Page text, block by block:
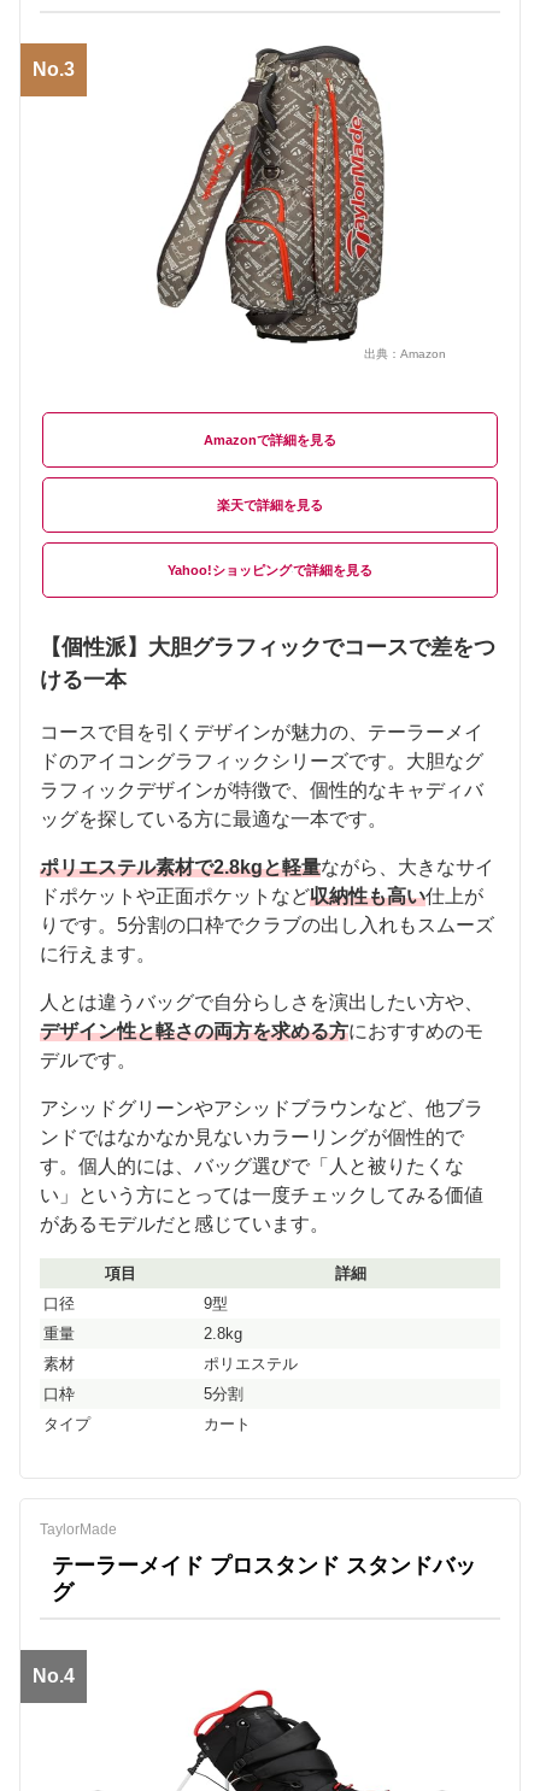
No.3
出典： Amazon
Amazon
楽天
Yahoo!ショッピング
【個性派】大胆グラフィックでコースで差をつ
ける一本
コースで目を引くデザインが魅力の、テーラーメイ
ドのアイコングラフィックシリーズです。大胆なグ
ラフィックデザインが特徴で、個性的なキャディバ
ッグを探している方に最適な一本です。
ポリエステル素材で2.8kgと軽量ながら、大きなサイ
ドポケットや正面ポケットなど収納性も高い仕上が
りです。5分割の口枠でクラブの出し入れもスムーズ
に行えます。
人とは違うバッグで自分らしさを演出したい方や、
デザイン性と軽さの両方を求める方におすすめのモ
デルです。
アシッドグリーンやアシッドブラウンなど、他ブラ
ンドではなかなか見ないカラーリングが個性的で
す。個人的には、バッグ選びで「人と被りたくな
い」という方にとっては一度チェックしてみる価値
があるモデルだと感じています。
項目
詳細
口径
9型
重量
2.8kg
素材
ポリエステル
口枠
5分割
タイプ
カート
TaylorMade
テーラーメイド プロスタンド スタンドバッ
グ
No.4